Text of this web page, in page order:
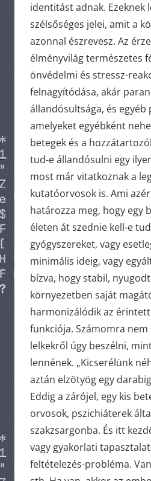
identitást adnak. Ezeknek
szélsőséges jelei, amit a
azonnal észrevesz. Az
élményvilág természetes
önvédelmi és stressz-
felnagyítódása, akár
állandósultsága, és egyéb
amelyeket egyébként
betegek és a
tud-e állandósulni egy
most már vitatkoznak a
kutatóorvosok is. Ami
határozza meg, hogy egy
életen át szednie kell-e
gyógyszereket, vagy
minimális ideig, vagy
bízva, hogy stabil,
környezetben saját
harmonizálódik az
funkciója. Számomra
lelkekről úgy beszélni,
lennének. „Kicserélünk
aztán elzötyög egy
Eddig a zárójel, egy kis
orvosok, pszichiáterek
szakzsargonba. És itt
vagy gyakorlati
feltételezés-probléma.